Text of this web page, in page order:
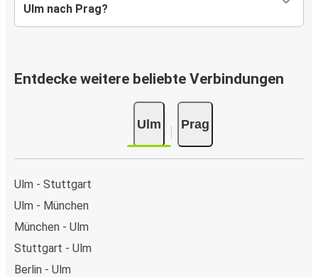
Ulm nach Prag?
Entdecke weitere beliebte Verbindungen
Ulm Prag
Ulm - Stuttgart
Ulm - München
München - Ulm
Stuttgart - Ulm
Berlin - Ulm